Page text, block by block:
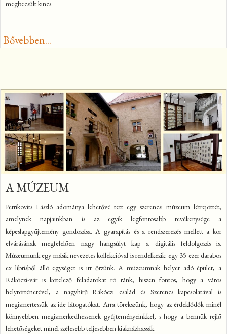
megbecsült kincs.
Bővebben...
A MÚZEUM
Petrikovits László adománya lehetővé tett egy szerencsi múzeum létrejöttét,
amelynek napjainkban is az egyik legfontosabb tevékenysége a
képeslapgyűjtemény gondozása. A gyarapítás és a rendszerezés mellett a kor
elvárásának megfelelően nagy hangsúlyt kap a digitális feldolgozás is.
Múzeumunk egy másik nevezetes kollekcióval is rendelkezik: egy 35 ezer darabos
ex librisből álló egységet is itt őrzünk. A múzeumnak helyet adó épület, a
Rákóczi-vár is kötelező feladatokat ró ránk, hiszen fontos, hogy a város
helytörténetével, a nagyhírű Rákóczi család és Szerencs kapcsolatával is
megismertessük az ide látogatókat. Arra törekszünk, hogy az érdeklődők minél
könnyebben megismerkedhessenek gyűjteményeinkkel, s hogy a bennük rejlő
lehetőségeket minél szélesebb teljesebben kiaknázhassák.